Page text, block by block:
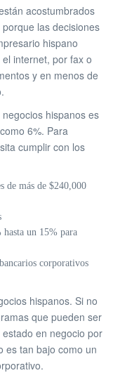
acostumbrados
las decisiones
hispano
internet, por fax o
y en menos de
hispanos es
6%. Para
cumplir con los
de más de $240,000
un ​​15% para
corporativos
hispanos. Si no
que pueden ser
en negocio por
es tan bajo como un